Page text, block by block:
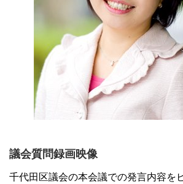
議会質問録画映像
千代田区議会の本会議での発言内容を